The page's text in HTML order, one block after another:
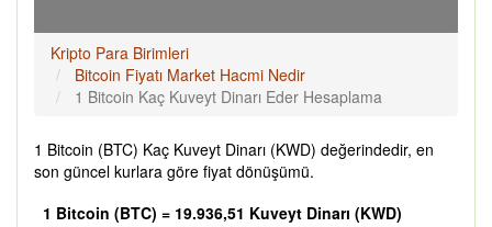
Kripto Para Birimleri
Bitcoin Fiyatı Market Hacmi Nedir
1 Bitcoin Kaç Kuveyt Dinarı Eder Hesaplama
1 Bitcoin (BTC) Kaç Kuveyt Dinarı (KWD) değerindedir, en
son güncel kurlara göre fiyat dönüşümü.
1 Bitcoin (BTC) = 19.936,51 Kuveyt Dinarı (KWD)